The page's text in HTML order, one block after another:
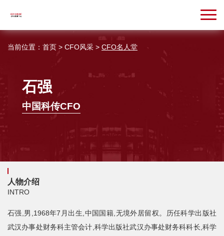
当前位置： 首页 > CFO风采 > CFO名人堂
石强
中国科传CFO
人物介绍
INTRO
石强,男,1968年7月出生,中国国籍,无境外居留权。历任科学出版社
武汉办事处财务科主管会计,科学出版社武汉办事处财务科科长,科学